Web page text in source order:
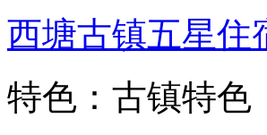
西塘古镇五星住
特色：古镇特色